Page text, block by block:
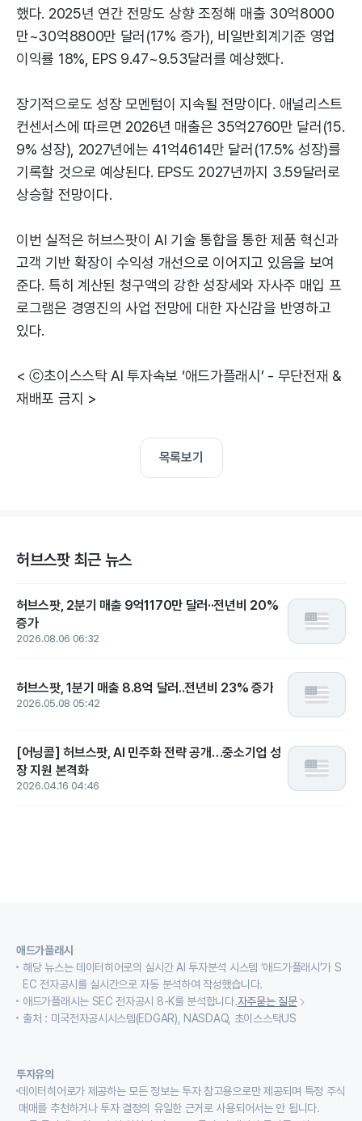
했다. 2025년 연간 전망도 상향 조정해 매출 30억8000
만~30억8800만 달러(17% 증가), 비일반회계기준 영업
이익률 18%, EPS 9.47~9.53달러를 예상했다.
장기적으로도 성장 모멘텀이 지속될 전망이다. 애널리스트
컨센서스에 따르면 2026년 매출은 35억2760만 달러(15.
9% 성장), 2027년에는 41억4614만 달러(17.5% 성장)를
기록할 것으로 예상된다. EPS도 2027년까지 3.59달러로
상승할 전망이다.
이번 실적은 허브스팟이 AI 기술 통합을 통한 제품 혁신과
고객 기반 확장이 수익성 개선으로 이어지고 있음을 보여
준다. 특히 계산된 청구액의 강한 성장세와 자사주 매입 프
로그램은 경영진의 사업 전망에 대한 자신감을 반영하고
있다.
< ⓒ초이스스탁 AI 투자속보 ‘애드가플래시’ - 무단전재 &
재배포 금지 >
목록보기
허브스팟 최근 뉴스
허브스팟, 2분기 매출 9억1170만 달러··전년비 20%
증가
2026.08.06 06:32
허브스팟, 1분기 매출 8.8억 달러..전년비 23% 증가
2026.05.08 05:42
[어닝콜] 허브스팟, AI 민주화 전략 공개…중소기업 성
장 지원 본격화
2026.04.16 04:46
애드가플래시
해당 뉴스는 데이터히어로의 실시간 AI 투자분석 시스템 ‘애드가플래시’가 S
EC 전자공시를 실시간으로 자동 분석하여 작성했습니다.
애드가플래시는 SEC 전자공시 8-K를 분석합니다.자주묻는 질문
출처 : 미국전자공시시스템(EDGAR), NASDAQ, 초이스스탁US
투자유의
데이터히어로가 제공하는 모든 정보는 투자 참고용으로만 제공되며 특정 주식
매매를 추천하거나 투자 결정의 유일한 근거로 사용되어서는 안 됩니다.